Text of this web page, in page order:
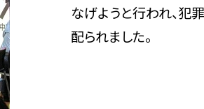
なげようと行われ、犯
配られました。